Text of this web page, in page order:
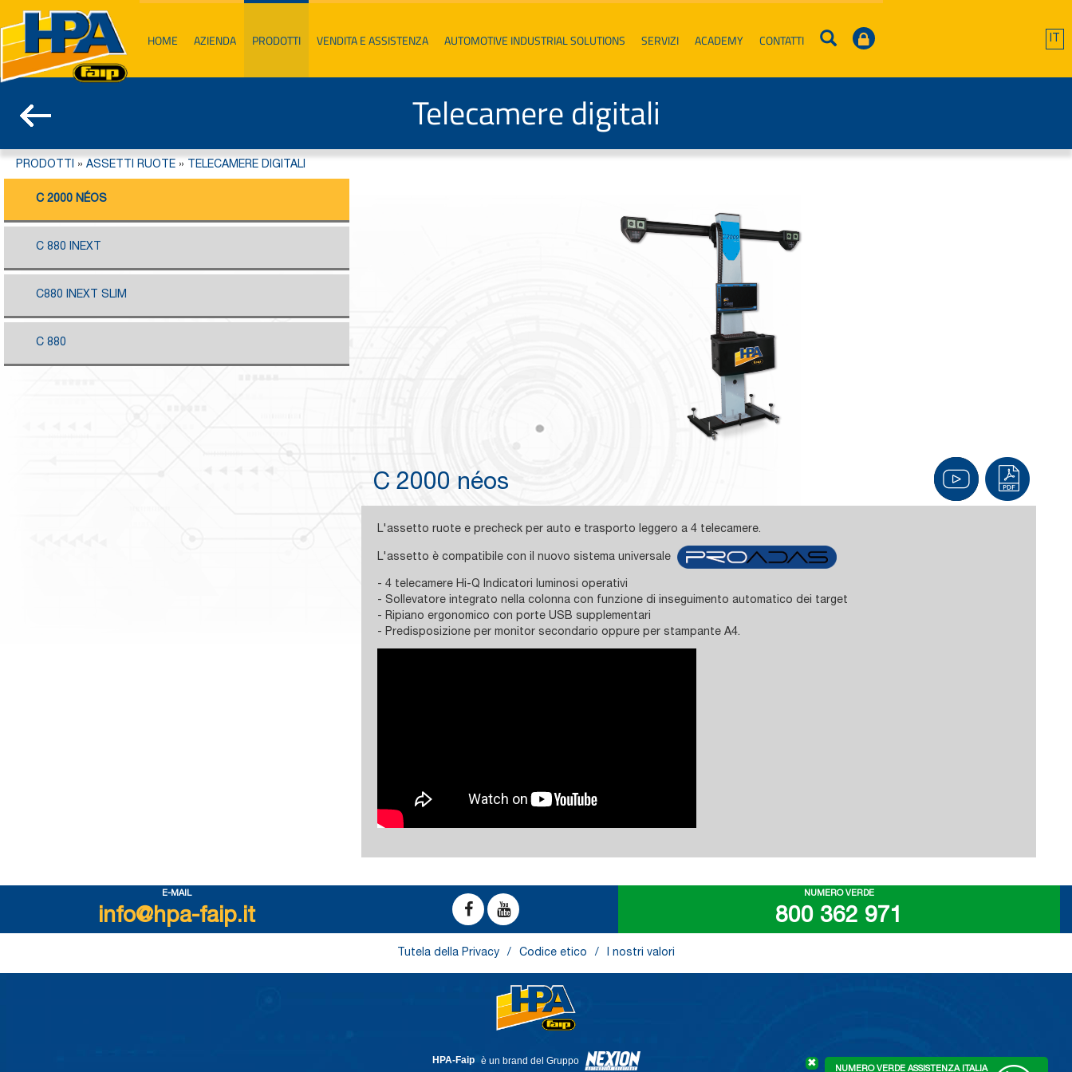
IT
HOME AZIENDA PRODOTTI VENDITA E ASSISTENZA AUTOMOTIVE INDUSTRIAL SOLUTIONS SERVIZI ACADEMY CONTATTI
Telecamere digitali
PRODOTTI » ASSETTI RUOTE » TELECAMERE DIGITALI
C 2000 NÉOS
C 880 INEXT
C880 INEXT SLIM
C 880
C 2000 néos
L'assetto ruote e precheck per auto e trasporto leggero a 4 telecamere.
L'assetto è compatibile con il nuovo sistema universale
- 4 telecamere Hi-Q Indicatori luminosi operativi
- Sollevatore integrato nella colonna con funzione di inseguimento automatico dei target
- Ripiano ergonomico con porte USB supplementari
- Predisposizione per monitor secondario oppure per stampante A4.
E-MAIL
info@hpa-faip.it
NUMERO VERDE
800 362 971
Tutela della Privacy Codice etico I nostri valori
HPA-Faip è un brand del Gruppo ✖ NUMERO VERDE ASSISTENZA ITALIA